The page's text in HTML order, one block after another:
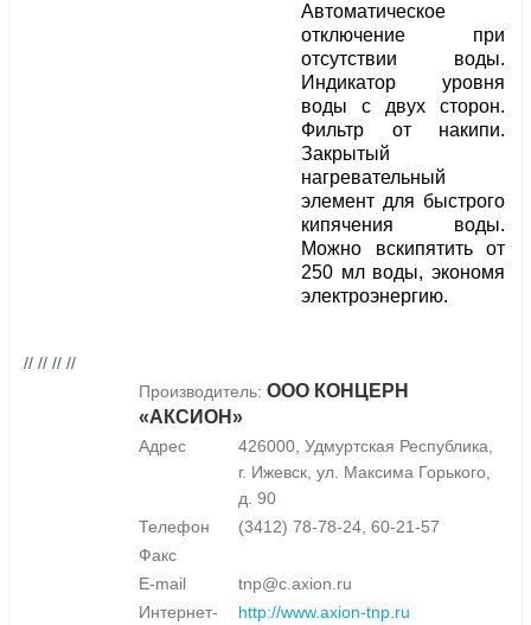
Автоматическое
отключение при
отсутствии воды.
Индикатор уровня
воды с двух сторон.
Фильтр от накипи.
Закрытый
нагревательный
элемент для быстрого
кипячения воды.
Можно вскипятить от
250 мл воды, экономя
электроэнергию.
// // // //
Производитель: ООО КОНЦЕРН
«АКСИОН»
Адрес
426000, Удмуртская Республика,
г. Ижевск, ул. Максима Горького,
д. 90
Телефон
(3412) 78-78-24, 60-21-57
Факс
E-mail
tnp@c.axion.ru
Интернет-
http://www.axion-tnp.ru